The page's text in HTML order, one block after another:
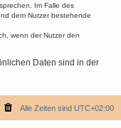
Im Falle des
dem Nutzer bestehende
wenn der Nutzer den
Daten sind in der
Alle Zeiten sind UTC+02:00